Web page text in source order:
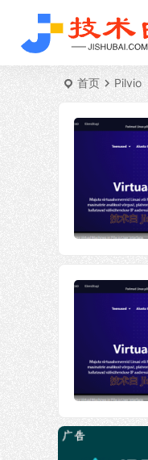
首页 Pilvio